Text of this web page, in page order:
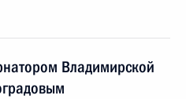
Владимирской